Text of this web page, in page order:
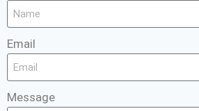
Email
Message